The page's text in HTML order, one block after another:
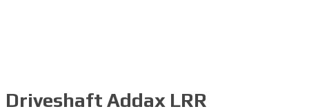
Driveshaft Addax LRR